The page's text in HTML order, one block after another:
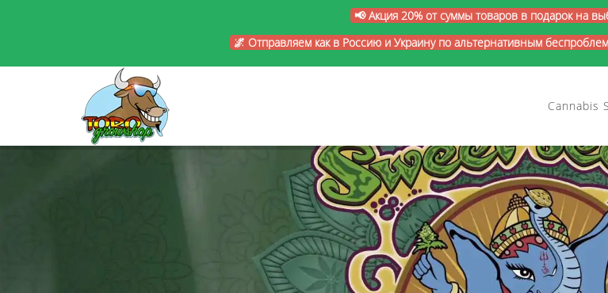
📢 Акция 20% от суммы товаров в подарок на
🌌 Отправляем как в Россию и Украину по альтернативным
Cannabis